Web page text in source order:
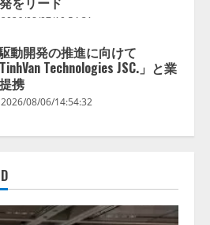
2026/08/06/14:54:32
催報告】次世代AIプラットフ
ム「TAIZA」および新サービ
関する記者発表会を開催
2026/08/07/17:53:45
AIから設定操作できる機能を
2026/08/07/13:53:50